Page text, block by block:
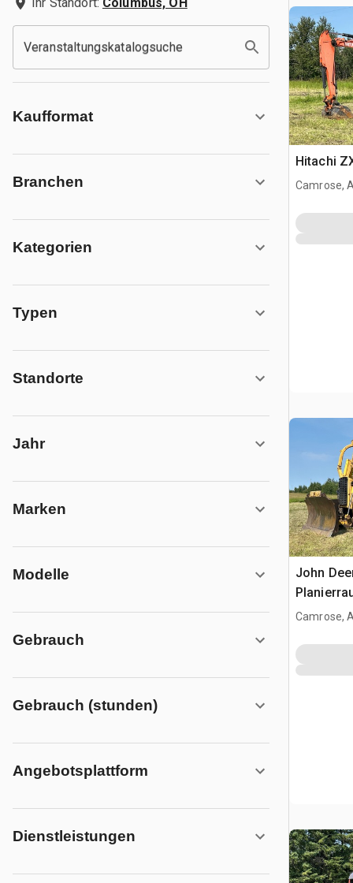
Veranstaltungskatalogsuche
Kaufformat
Branchen
Kategorien
Typen
Standorte
Jahr
Marken
Modelle
Gebrauch
Gebrauch (stunden)
Angebotsplattform
Dienstleistungen
Hitachi
Camrose,
John
Camrose,